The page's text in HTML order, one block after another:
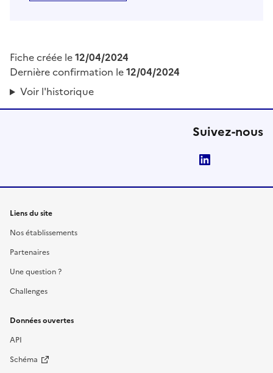
Fiche créée le12/04/2024
Dernière confirmation le12/04/2024
Voir l'historique
Suivez-nous
Liens du site
Nos établissements
Partenaires
Une question ?
Challenges
Données ouvertes
API
Schéma